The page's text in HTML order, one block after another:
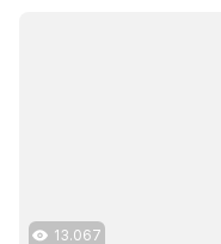
13.067